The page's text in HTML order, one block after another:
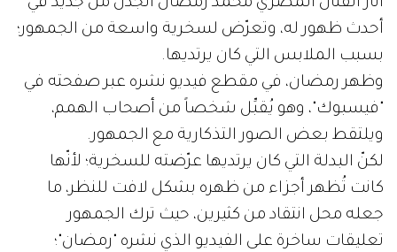
أحدث ظهور له، وتعرّض لسخرية واسعة من الجمهور؛
بسبب الملابس التي كان يرتديها.
وظهر رمضان، في مقطع فيديو نشره عبر صفحته في
"فيسبوك"، وهو يُقبِّل شخصاً من أصحاب الهمم،
ويلتقط بعض الصور التذكارية مع الجمهور.
لكنّ البدلة التي كان يرتديها عرّضته للسخرية؛ لأنّها
كانت تُظهر أجزاء من ظهره بشكل لافت للنظر، ما
جعله محل انتقاد من كثيرين، حيث ترك الجمهور
تعليقات ساخرة على الفيديو الذي نشره "رمضان"؛